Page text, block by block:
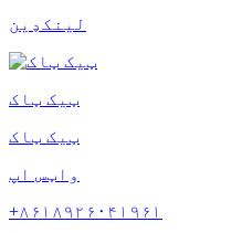
لینکډین
ټیک ټاک
ټیک ټاک
واټس اپ
+۸۶۱۸۹۲۶۰۴۱۹۶۱